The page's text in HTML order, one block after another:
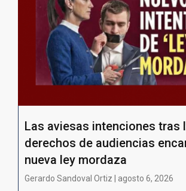
Las aviesas intenciones tras
derechos de audiencias
nueva ley mordaza
Gerardo Sandoval Ortiz | agosto 6, 2026